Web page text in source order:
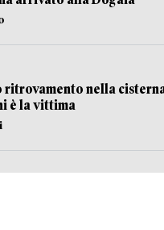
ritrovamento nella
è la vittima